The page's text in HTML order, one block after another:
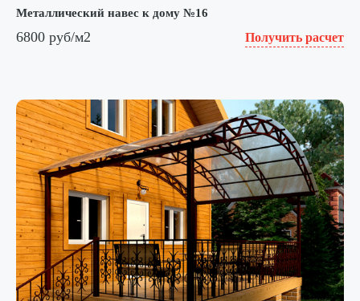
Металлический навес к дому №16
6800 руб/м2 Получить расчет